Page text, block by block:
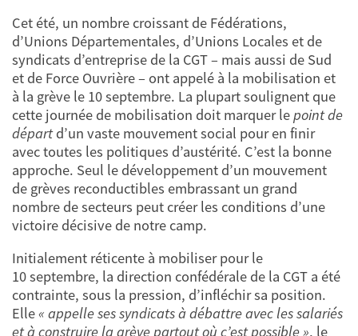
Cet été, un nombre croissant de Fédérations,
d’Unions Départementales, d’Unions Locales et de
syndicats d’entreprise de la CGT – mais aussi de Sud
et de Force Ouvrière – ont appelé à la mobilisation et
à la grève le 10 septembre. La plupart soulignent que
cette journée de mobilisation doit marquer lepoint de
départd’un vaste mouvement social pour en finir
avec toutes les politiques d’austérité. C’est la bonne
approche. Seul le développement d’un mouvement
de grèves reconductibles embrassant un grand
nombre de secteurs peut créer les conditions d’une
victoire décisive de notre camp.
Initialement réticente à mobiliser pour le
10 septembre, la direction confédérale de la CGT a été
contrainte, sous la pression, d’infléchir sa position.
Elle« appelle ses syndicats à débattre avec les salariés
et à construire la grève partout où c’est possible », le